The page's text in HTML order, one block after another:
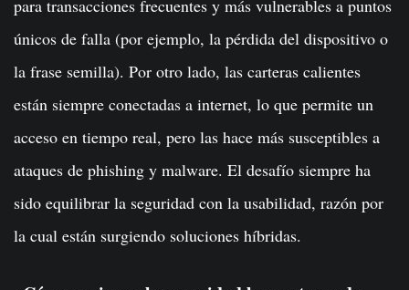
para transacciones frecuentes y más vulnerables a puntos
únicos de falla (por ejemplo, la pérdida del dispositivo o
la frase semilla). Por otro lado, las carteras calientes
están siempre conectadas a internet, lo que permite un
acceso en tiempo real, pero las hace más susceptibles a
ataques de phishing y malware. El desafío siempre ha
sido equilibrar la seguridad con la usabilidad, razón por
la cual están surgiendo soluciones híbridas.